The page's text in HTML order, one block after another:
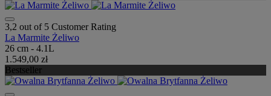
3,2 out of 5 Customer Rating
La Marmite Żeliwo
26 cm - 4.1L
1.549,00 zł
Bestseller